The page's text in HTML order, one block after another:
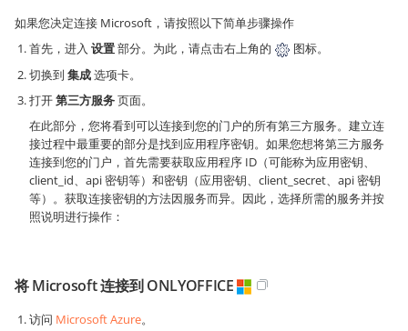
如果您决定连接 Microsoft，请按照以下简单步骤操作
首先，进入 设置部分。为此，请点击右上角的
图标。
切换到 集成选项卡。
打开第三方服务页面。
在此部分，您将看到可以连接到您的门户的所有第三方服务。建立连
接过程中最重要的部分是找到应用程序密钥。如果您想将第三方服务
连接到您的门户，首先需要获取应用程序 ID（可能称为应用密钥、
client_id、api 密钥等）和密钥（应用密钥、client_secret、api 密钥
等）。获取连接密钥的方法因服务而异。因此，选择所需的服务并按
照说明进行操作：
将 Microsoft 连接到 ONLYOFFICE
访问 Microsoft Azure。